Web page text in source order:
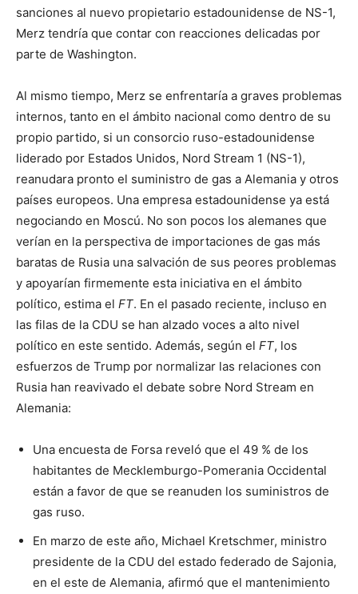
sanciones al nuevo propietario estadounidense de NS-1,
Merz tendría que contar con reacciones delicadas por
parte de Washington.
Al mismo tiempo, Merz se enfrentaría a graves problemas
internos, tanto en el ámbito nacional como dentro de su
propio partido, si un consorcio ruso-estadounidense
liderado por Estados Unidos, Nord Stream 1 (NS-1),
reanudara pronto el suministro de gas a Alemania y otros
países europeos. Una empresa estadounidense ya está
negociando en Moscú. No son pocos los alemanes que
verían en la perspectiva de importaciones de gas más
baratas de Rusia una salvación de sus peores problemas
y apoyarían firmemente esta iniciativa en el ámbito
político, estima el FT. En el pasado reciente, incluso en
las filas de la CDU se han alzado voces a alto nivel
político en este sentido. Además, según el FT, los
esfuerzos de Trump por normalizar las relaciones con
Rusia han reavivado el debate sobre Nord Stream en
Alemania:
Una encuesta de Forsa reveló que el 49 % de los
habitantes de Mecklemburgo-Pomerania Occidental
están a favor de que se reanuden los suministros de
gas ruso.
En marzo de este año, Michael Kretschmer, ministro
presidente de la CDU del estado federado de Sajonia,
en el este de Alemania, afirmó que el mantenimiento